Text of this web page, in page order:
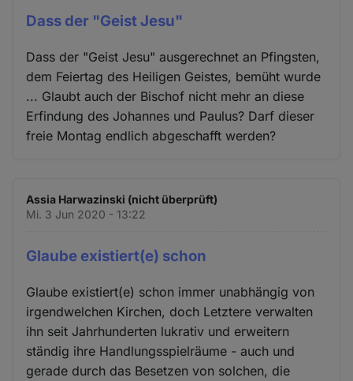
Dass der "Geist Jesu"
Dass der "Geist Jesu" ausgerechnet an Pfingsten,
dem Feiertag des Heiligen Geistes, bemüht wurde
... Glaubt auch der Bischof nicht mehr an diese
Erfindung des Johannes und Paulus? Darf dieser
freie Montag endlich abgeschafft werden?
Assia Harwazinski (nicht überprüft)
Mi. 3 Jun 2020 - 13:22
Glaube existiert(e) schon
Glaube existiert(e) schon immer unabhängig von
irgendwelchen Kirchen, doch Letztere verwalten
ihn seit Jahrhunderten lukrativ und erweitern
ständig ihre Handlungsspielräume - auch und
gerade durch das Besetzen von solchen, die